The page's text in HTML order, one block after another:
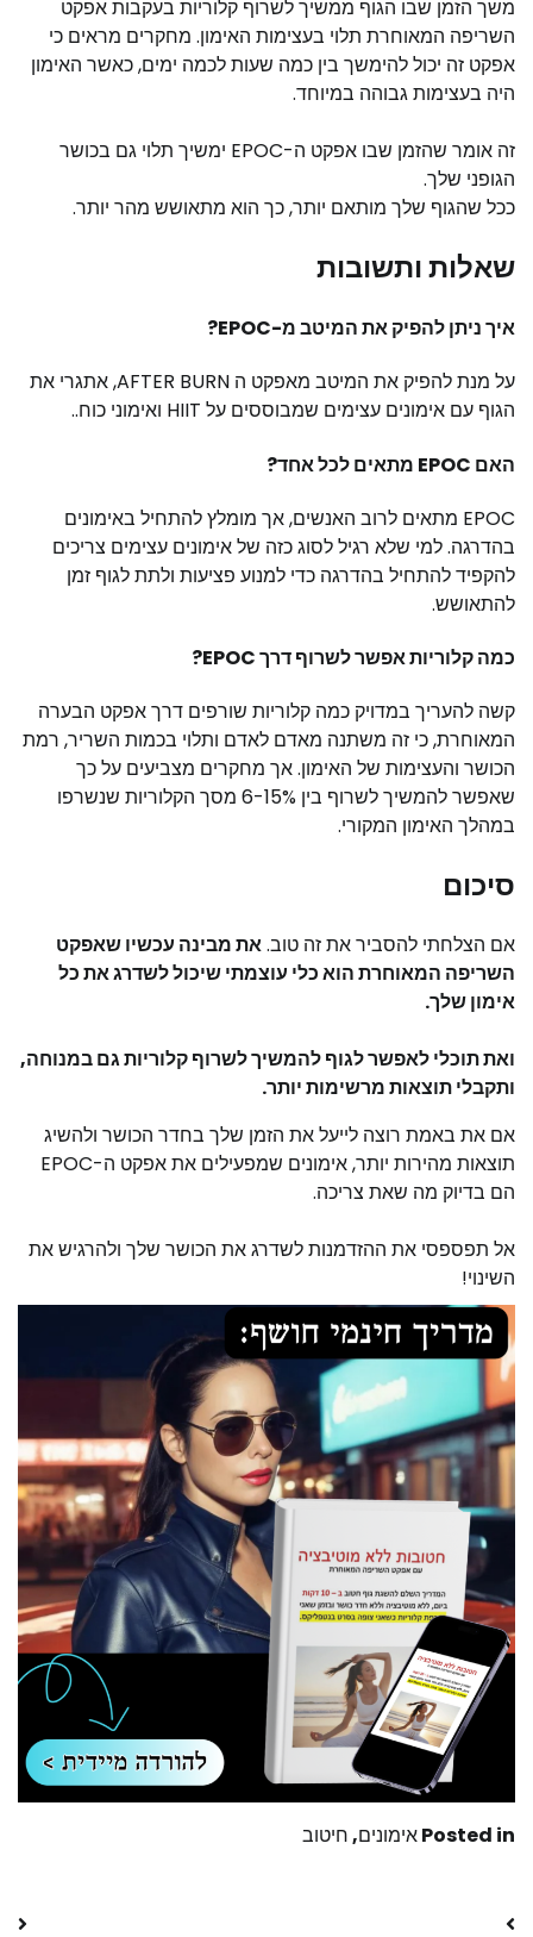
משך הזמן שבו הגוף ממשיך לשרוף קלוריות בעקבות אפקט
השריפה המאוחרת תלוי בעצימות האימון. מחקרים מראים כי
אפקט זה יכול להימשך בין כמה שעות לכמה ימים, כאשר האימון
היה בעצימות גבוהה במיוחד.
זה אומר שהזמן שבו אפקט ה-EPOC ימשיך תלוי גם בכושר
הגופני שלך.
ככל שהגוף שלך מותאם יותר, כך הוא מתאושש מהר יותר.
שאלות ותשובות
איך ניתן להפיק את המיטב מ-EPOC?
על מנת להפיק את המיטב מאפקט ה AFTER BURN, אתגרי את
הגוף עם אימונים עצימים שמבוססים על HIIT ואימוני כוח..
האם EPOC מתאים לכל אחד?
EPOC מתאים לרוב האנשים, אך מומלץ להתחיל באימונים
בהדרגה. למי שלא רגיל לסוג כזה של אימונים עצימים צריכים
להקפיד להתחיל בהדרגה כדי למנוע פציעות ולתת לגוף זמן
להתאושש.
כמה קלוריות אפשר לשרוף דרך EPOC?
קשה להעריך במדויק כמה קלוריות שורפים דרך אפקט הבערה
המאוחרת, כי זה משתנה מאדם לאדם ותלוי בכמות השריר, רמת
הכושר והעצימות של האימון. אך מחקרים מצביעים על כך
שאפשר להמשיך לשרוף בין 6-15% מסך הקלוריות שנשרפו
במהלך האימון המקורי.
סיכום
אם הצלחתי להסביר את זה טוב.את מבינה עכשיו שאפקט
השריפה המאוחרת הוא כלי עוצמתי שיכול לשדרג את כל
אימון שלך.
ואת תוכלי לאפשר לגוף להמשיך לשרוף קלוריות גם במנוחה,
ותקבלי תוצאות מרשימות יותר.
אם את באמת רוצה לייעל את הזמן שלך בחדר הכושר ולהשיג
תוצאות מהירות יותר, אימונים שמפעילים את אפקט ה-EPOC
הם בדיוק מה שאת צריכה.
אל תפספסי את ההזדמנות לשדרג את הכושר שלך ולהרגיש את
השינוי!
Posted inאימונים,חיטוב